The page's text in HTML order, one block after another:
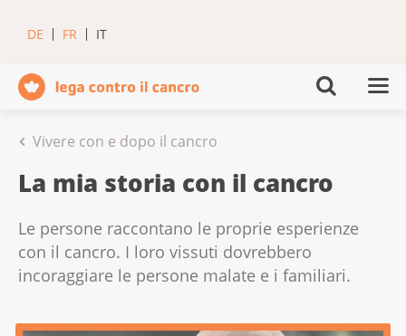
DE FR IT
Vivere con e dopo il cancro
La mia storia con il cancro
Le persone raccontano le proprie esperienze
con il cancro. I loro vissuti dovrebbero
incoraggiare le persone malate e i familiari.